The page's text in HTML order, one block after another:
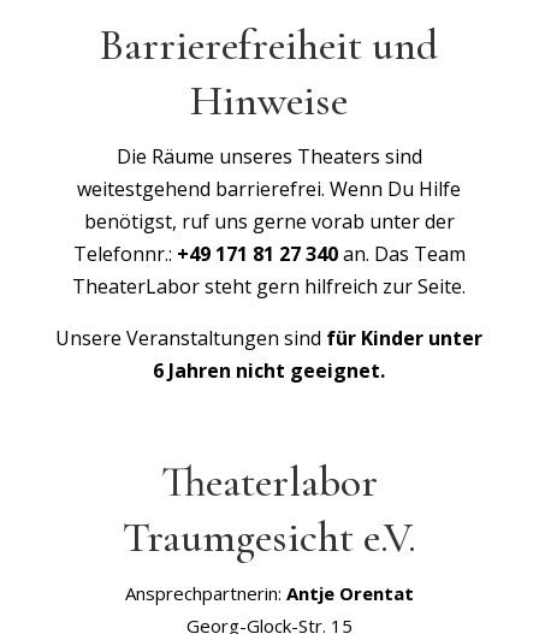
Barrierefreiheit und
Hinweise
Die Räume unseres Theaters sind
weitestgehend barrierefrei. Wenn Du Hilfe
benötigst, ruf uns gerne vorab unter der
Telefonnr.: +49 171 81 27 340an. Das Team
TheaterLabor steht gern hilfreich zur Seite.
Unsere Veranstaltungen sind für Kinder unter
6 Jahren nicht geeignet.
Theaterlabor
Traumgesicht e.V.
Ansprechpartnerin: Antje Orentat
Georg-Glock-Str. 15